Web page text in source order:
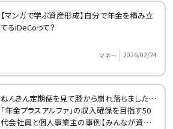
【マンガで学ぶ資産形成】自分で年金を積み立
てるiDeCoって？
マネー 2026/02/24
ねんきん定期便を見て膝から崩れ落ちました…
「年金プラスアルファ」の収入確保を目指す50
代会社員と個人事業主の事例【みんなが資産